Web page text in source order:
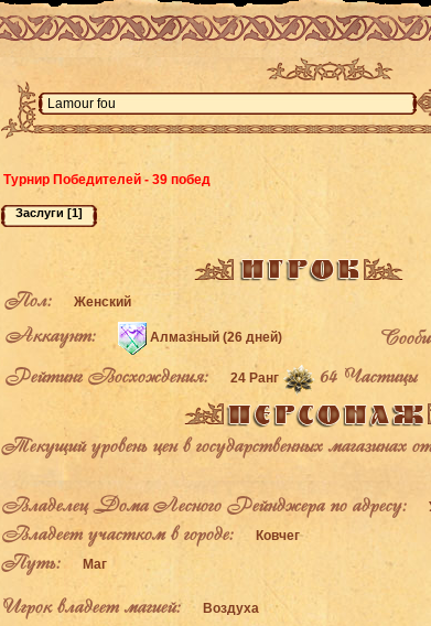
Турнир Победителей - 39 побед
Пол: Женский
Аккаунт: Алмазный (26 дней)
Рейтинг Восхождения: 24 Ранг 64 Частицы
Текущий уровень цен в государственных магазинах
Владелец Дома Лесного Рейнджера по адресу:
Владеет участком в городе: Ковчег
Путь: Маг
Игрок владеет магией: Воздуха